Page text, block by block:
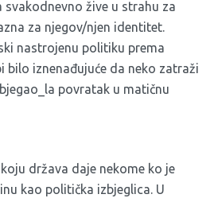
žive u strahu za
za njegov/njen identitet.
nastrojenu politiku prema
bilo iznenađujuće da neko zatraži
povratak u matičnu
država daje nekome ko je
kao politička izbjeglica. U